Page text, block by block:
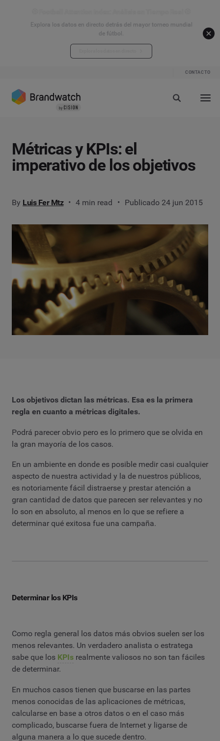
Explora los datos en directo detrás del mayor torneo mundial
de fútbol.
CONTACTO
Métricas y KPIs: el
imperativo de los objetivos
By Luis Fer Mtz 4 min read Publicado 24 jun 2015
Los objetivos dictan las métricas. Esa es la primera
regla en cuanto a métricas digitales.
Podrá parecer obvio pero es lo primero que se olvida en
la gran mayoría de los casos.
En un ambiente en donde es posible medir casi cualquier
aspecto de nuestra actividad y la de nuestros públicos,
es notoriamente fácil distraerse y prestar atención a
gran cantidad de datos que parecen ser relevantes y no
lo son en absoluto, al menos en lo que se refiere a
determinar qué exitosa fue una campaña.
Determinar los KPIs
Como regla general los datos más obvios suelen ser los
menos relevantes. Un verdadero analista o estratega
sabe que los KPIs realmente valiosos no son tan fáciles
de determinar.
En muchos casos tienen que buscarse en las partes
menos conocidas de las aplicaciones de métricas,
calcularse en base a otros datos o en el caso más
complicado, buscarse fuera de Internet y ligarse de
alguna manera a lo que sucede dentro.